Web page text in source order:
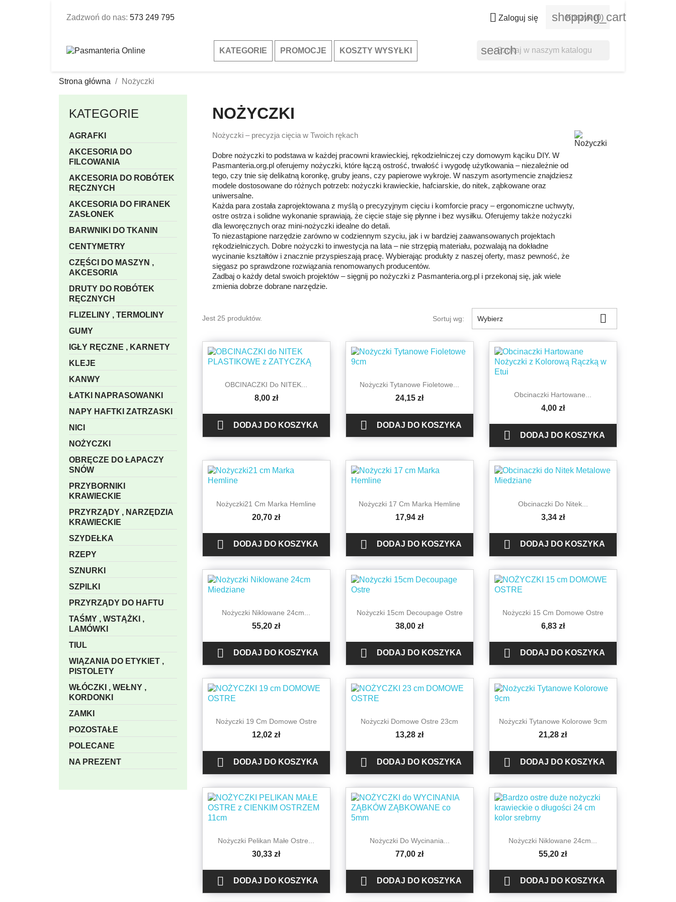
Zadzwoń do nas: 573 249 795  Zaloguj się shopping_cart
Koszyk (0)
KATEGORIE PROMOCJE KOSZTY WYSYŁKI search
Strona główna Nożyczki
KATEGORIE
AGRAFKI
AKCESORIA DO
FILCOWANIA
AKCESORIA DO ROBÓTEK
RĘCZNYCH
AKCESORIA DO FIRANEK
ZASŁONEK
BARWNIKI DO TKANIN
CENTYMETRY
CZĘŚCI DO MASZYN ,
AKCESORIA
DRUTY DO ROBÓTEK
RĘCZNYCH
FLIZELINY , TERMOLINY
GUMY
IGŁY RĘCZNE , KARNETY
KLEJE
KANWY
ŁATKI NAPRASOWANKI
NAPY HAFTKI ZATRZASKI
NICI
NOŻYCZKI
OBRĘCZE DO ŁAPACZY
SNÓW
PRZYBORNIKI
KRAWIECKIE
PRZYRZĄDY , NARZĘDZIA
KRAWIECKIE
SZYDEŁKA
RZEPY
SZNURKI
SZPILKI
PRZYRZĄDY DO HAFTU
TAŚMY , WSTĄŻKI ,
LAMÓWKI
TIUL
WIĄZANIA DO ETYKIET ,
PISTOLETY
WŁÓCZKI , WEŁNY ,
KORDONKI
ZAMKI
POZOSTAŁE
POLECANE
NA PREZENT
NOŻYCZKI
Nożyczki – precyzja cięcia w Twoich rękach
Dobre nożyczki to podstawa w każdej pracowni krawieckiej, rękodzielniczej czy domowym kąciku DIY. W
Pasmanteria.org.pl oferujemy nożyczki, które łączą ostrość, trwałość i wygodę użytkowania – niezależnie od
tego, czy tnie się delikatną koronkę, gruby jeans, czy papierowe wykroje. W naszym asortymencie znajdziesz
modele dostosowane do różnych potrzeb: nożyczki krawieckie, hafciarskie, do nitek, ząbkowane oraz
uniwersalne.
Każda para została zaprojektowana z myślą o precyzyjnym cięciu i komforcie pracy – ergonomiczne uchwyty,
ostre ostrza i solidne wykonanie sprawiają, że cięcie staje się płynne i bez wysiłku. Oferujemy także nożyczki
dla leworęcznych oraz mini-nożyczki idealne do detali.
To niezastąpione narzędzie zarówno w codziennym szyciu, jak i w bardziej zaawansowanych projektach
rękodzielniczych. Dobre nożyczki to inwestycja na lata – nie strzępią materiału, pozwalają na dokładne
wycinanie kształtów i znacznie przyspieszają pracę. Wybierając produkty z naszej oferty, masz pewność, że
sięgasz po sprawdzone rozwiązania renomowanych producentów.
Zadbaj o każdy detal swoich projektów – sięgnij po nożyczki z Pasmanteria.org.pl i przekonaj się, jak wiele
zmienia dobrze dobrane narzędzie.
Jest 25 produktów. Sortuj wg: Wybierz 
 Szybki podgląd
OBCINACZKI Do NITEK...
8,00 zł
 DODAJ DO KOSZYKA
 Szybki podgląd
Nożyczki Tytanowe Fioletowe...
24,15 zł
 DODAJ DO KOSZYKA
 Szybki podgląd
Obcinaczki Hartowane...
4,00 zł
 DODAJ DO KOSZYKA
 Szybki podgląd
Nożyczki21 Cm Marka Hemline
20,70 zł
 DODAJ DO KOSZYKA
 Szybki podgląd
Nożyczki 17 Cm Marka Hemline
17,94 zł
 DODAJ DO KOSZYKA
 Szybki podgląd
Obcinaczki Do Nitek...
3,34 zł
 DODAJ DO KOSZYKA
 Szybki podgląd
Nożyczki Niklowane 24cm...
55,20 zł
 DODAJ DO KOSZYKA
 Szybki podgląd
Nożyczki 15cm Decoupage Ostre
38,00 zł
 DODAJ DO KOSZYKA
 Szybki podgląd
Nożyczki 15 Cm Domowe Ostre
6,83 zł
 DODAJ DO KOSZYKA
 Szybki podgląd
Nożyczki 19 Cm Domowe Ostre
12,02 zł
 DODAJ DO KOSZYKA
 Szybki podgląd
Nożyczki Domowe Ostre 23cm
13,28 zł
 DODAJ DO KOSZYKA
 Szybki podgląd
Nożyczki Tytanowe Kolorowe 9cm
21,28 zł
 DODAJ DO KOSZYKA
 Szybki podgląd
Nożyczki Pelikan Małe Ostre...
30,33 zł
 DODAJ DO KOSZYKA
 Szybki podgląd
Nożyczki Do Wycinania...
77,00 zł
 DODAJ DO KOSZYKA
 Szybki podgląd
Nożyczki Niklowane 24cm...
55,20 zł
 DODAJ DO KOSZYKA